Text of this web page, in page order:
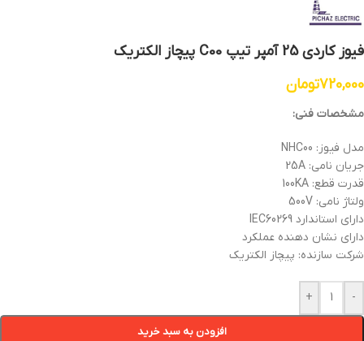
فیوز کاردی 25 آمپر تیپ C00 پیچاز الکتریک
720,000تومان
مشخصات فنی:
مدل فیوز: NHC00
جریان نامی: 25A
قدرت قطع: 100KA
ولتاژ نامی: 500V
دارای استاندارد IEC60269
دارای نشان دهنده عملکرد
شرکت سازنده: پیچاز الکتریک
-
+
افزودن به سبد خرید